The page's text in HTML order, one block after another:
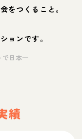
をつくること。
ョンです。
日本一
績